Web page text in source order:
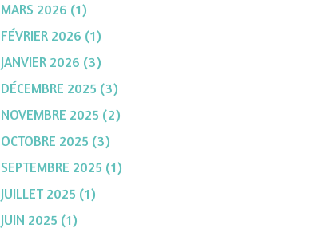
MARS 2026 (1)
FÉVRIER 2026 (1)
JANVIER 2026 (3)
DÉCEMBRE 2025 (3)
NOVEMBRE 2025 (2)
OCTOBRE 2025 (3)
SEPTEMBRE 2025 (1)
JUILLET 2025 (1)
JUIN 2025 (1)